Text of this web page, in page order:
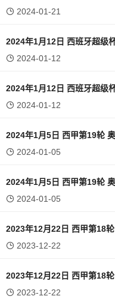
2024-01-21
2024年1月12日 西班牙超级
2024-01-12
2024年1月12日 西班牙超级
2024-01-12
2024年1月5日 西甲第19轮
2024-01-05
2024年1月5日 西甲第19轮
2024-01-05
2023年12月22日 西甲第18
2023-12-22
2023年12月22日 西甲第18
2023-12-22